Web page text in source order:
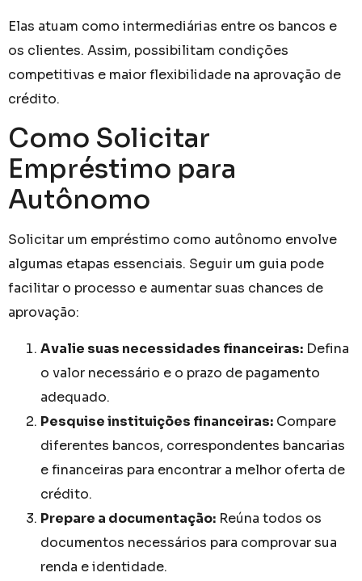
Elas atuam como intermediárias entre os bancos e
os clientes. Assim, possibilitam condições
competitivas e maior flexibilidade na aprovação de
crédito.
Como Solicitar
Empréstimo para
Autônomo
Solicitar um empréstimo como autônomo envolve
algumas etapas essenciais. Seguir um guia pode
facilitar o processo e aumentar suas chances de
aprovação:
Avalie suas necessidades financeiras: Defina
o valor necessário e o prazo de pagamento
adequado.
Pesquise instituições financeiras: Compare
diferentes bancos, correspondentes bancarias
e financeiras para encontrar a melhor oferta de
crédito.
Prepare a documentação: Reúna todos os
documentos necessários para comprovar sua
renda e identidade.